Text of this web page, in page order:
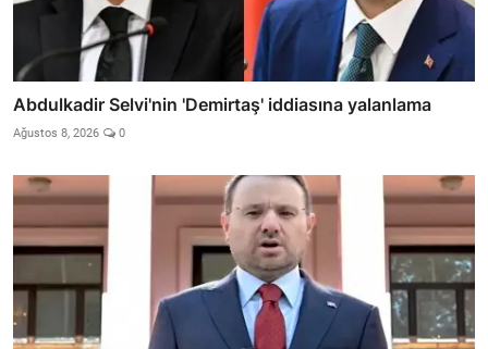
Abdulkadir Selvi'nin 'Demirtaş' iddiasına yalanlama
Ağustos 8, 2026 0